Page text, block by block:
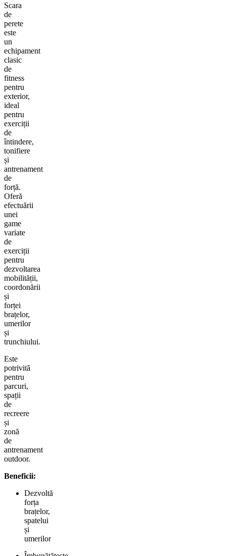
Scara
de
perete
este
un
echipament
clasic
de
fitness
pentru
exterior,
ideal
pentru
exerciții
de
întindere,
tonifiere
și
antrenament
de
forță.
Oferă
efectuării
unei
game
variate
de
exerciții
pentru
dezvoltarea
mobilității,
coordonării
și
forței
brațelor,
umerilor
și
trunchiului.
Este
potrivită
pentru
parcuri,
spații
de
recreere
și
zonă
de
antrenament
outdoor.
Beneficii:
Dezvoltă
forța
brațelor,
spatelui
și
umerilor